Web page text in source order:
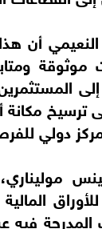
أن
موثوقة
مكانة
دولي
فيه